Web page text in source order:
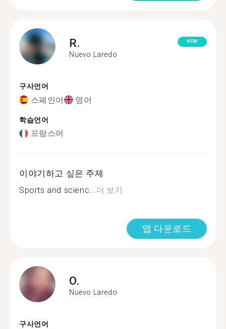
R.
Nuevo Laredo
NEW
구사언어
스페인어 영어
학습언어
프랑스어
이야기하고 싶은 주제
Sports and scienc...더 보기
앱 다운로드
O.
Nuevo Laredo
구사언어